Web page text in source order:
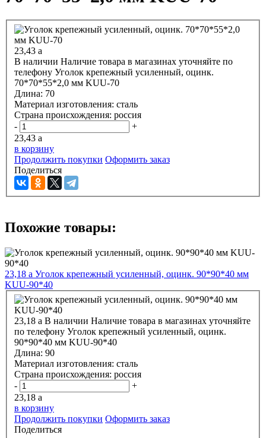
23,43 a
В наличии Наличие товара в магазинах уточняйте по
телефону Уголок крепежный усиленный, оцинк.
70*70*55*2,0 мм KUU-70
Длина: 70
Материал изготовления: сталь
Страна происхождения: россия
-
+
23,43 a
в корзину
Продолжить покупки Оформить заказ
Поделиться
Похожие товары:
23,18 a Уголок крепежный усиленный, оцинк. 90*90*40 мм
KUU-90*40
23,18 a В наличии Наличие товара в магазинах уточняйте
по телефону Уголок крепежный усиленный, оцинк.
90*90*40 мм KUU-90*40
Длина: 90
Материал изготовления: сталь
Страна происхождения: россия
-
+
23,18 a
в корзину
Продолжить покупки Оформить заказ
Поделиться